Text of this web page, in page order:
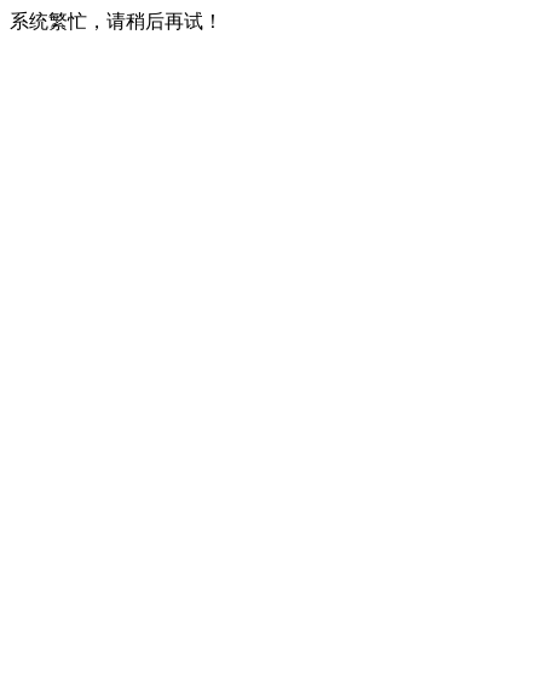
系统繁忙，请稍后再试！